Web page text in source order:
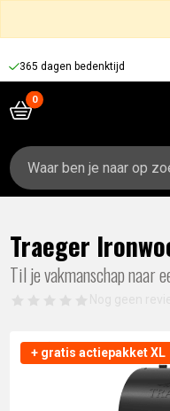
365 dagen bedenktijd
Zoeken
naar:
Traeger
Til je vakmanschap naar
+ gratis actiepakket XL